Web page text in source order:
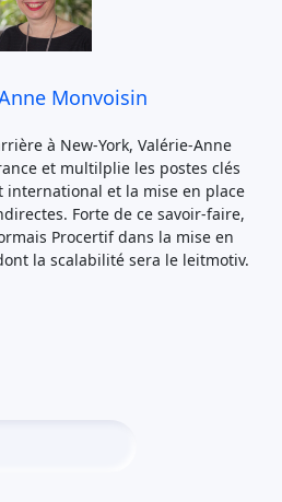
Monvoisin
à New-York, Valérie-Anne
et multilplie les postes clés
international et la mise en place
Forte de ce savoir-faire,
Procertif dans la mise en
la scalabilité sera le leitmotiv.